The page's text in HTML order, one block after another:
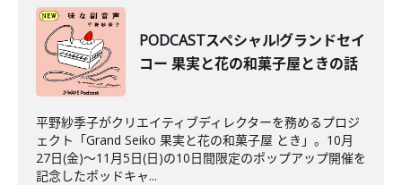
PODCASTスペシャル!グランドセイ
コー 果実と花の和菓子屋ときの話
平野紗季子がクリエイティブディレクターを務めるプロジ
ェクト「Grand Seiko 果実と花の和菓子屋 とき」。10月
27日(金)～11月5日(日)の10日間限定のポップアップ開催を
記念したポッドキャ...